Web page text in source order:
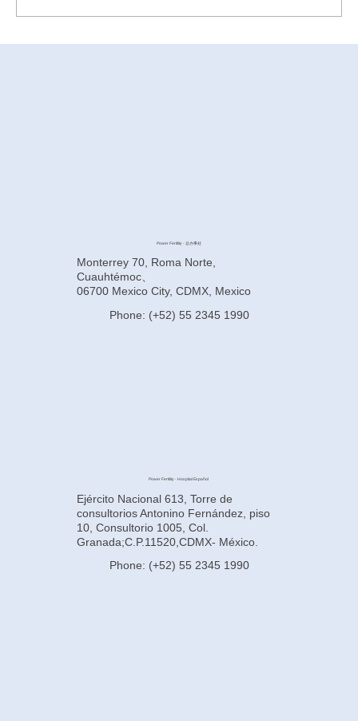
墨西哥代孕前如何提高卵子质量？
Power Fertility - 总办事处
Monterrey 70, Roma Norte,
Cuauhtémoc、
06700 Mexico City, CDMX, Mexico
Phone: (+52) 55 2345 1990
Power Fertility - Hospital Español
Ejército Nacional 613, Torre de
consultorios Antonino Fernández, piso
10, Consultorio 1005, Col.
Granada;C.P.11520,CDMX- México.
Phone: (+52) 55 2345 1990